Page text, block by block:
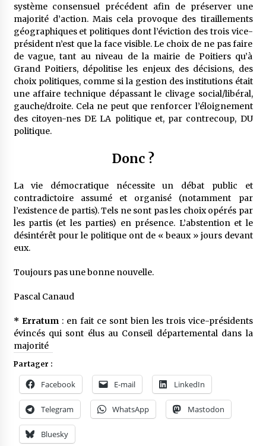
système consensuel précédent afin de préserver une
majorité d’action. Mais cela provoque des tiraillements
géographiques et politiques dont l’éviction des trois vice-
président n’est que la face visible. Le choix de ne pas faire
de vague, tant au niveau de la mairie de Poitiers qu’à
Grand Poitiers, dépolitise les enjeux des décisions, des
choix politiques, comme si la gestion des institutions était
une affaire technique dépassant le clivage social/libéral,
gauche/droite. Cela ne peut que renforcer l’éloignement
des citoyen-nes DE LA politique et, par contrecoup, DU
politique.
Donc ?
La vie démocratique nécessite un débat public et
contradictoire assumé et organisé (notamment par
l’existence de partis). Tels ne sont pas les choix opérés par
les partis (et les parties) en présence. L’abstention et le
désintérêt pour le politique ont de « beaux » jours devant
eux.
Toujours pas une bonne nouvelle.
Pascal Canaud
* Erratum : en fait ce sont bien les trois vice-présidents
évincés qui sont élus au Conseil départemental dans la
majorité
Partager :
Facebook E-mail LinkedIn
Telegram WhatsApp Mastodon
Bluesky